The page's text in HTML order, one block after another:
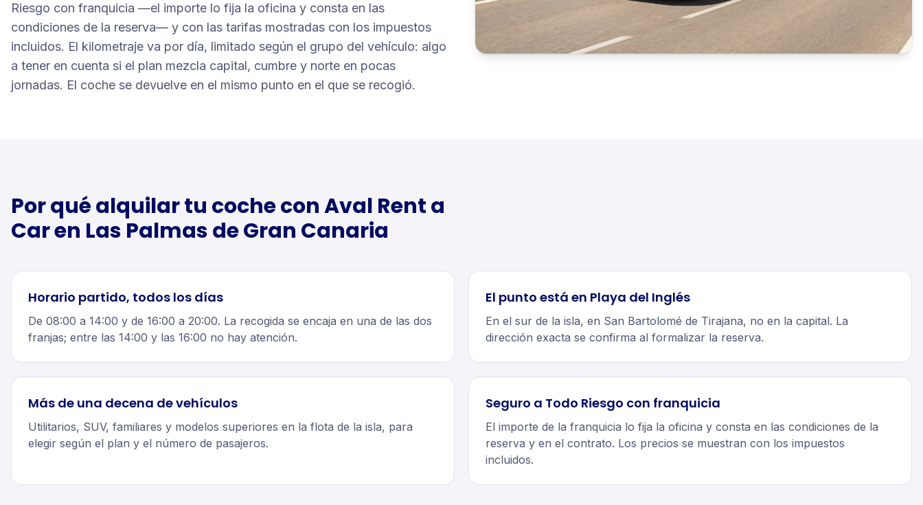
Riesgo con franquicia —el importe lo fija la oficina y consta en las
condiciones de la reserva— y con las tarifas mostradas con los impuestos
incluidos. El kilometraje va por día, limitado según el grupo del vehículo: algo
a tener en cuenta si el plan mezcla capital, cumbre y norte en pocas
jornadas. El coche se devuelve en el mismo punto en el que se recogió.
Por qué alquilar tu cochecon Aval Rent a
Car en Las Palmas de Gran Canaria
Horario partido, todos los días
De 08:00 a 14:00 y de 16:00 a 20:00. La recogida se encaja en una de las dos
franjas; entre las 14:00 y las 16:00 no hay atención.
El punto está en Playa del Inglés
En el sur de la isla, en San Bartolomé de Tirajana, no en la capital. La
dirección exacta se confirma al formalizar la reserva.
Más de una decena de vehículos
Utilitarios, SUV, familiares y modelos superiores en la flota de la isla, para
elegir según el plan y el número de pasajeros.
Seguro a Todo Riesgo con franquicia
El importe de la franquicia lo fija la oficina y consta en las condiciones de la
reserva y en el contrato. Los precios se muestran con los impuestos
incluidos.